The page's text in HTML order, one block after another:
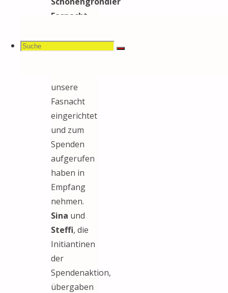
Suche
Suchen
Suche
Fasnacht
Februar bis
unsere
Fasnacht
eingerichtet
und zum
Spenden
aufgerufen
haben in
Empfang
nehmen.
Sina und
Steffi, die
Initiantinen
der
Spendenaktion,
übergaben